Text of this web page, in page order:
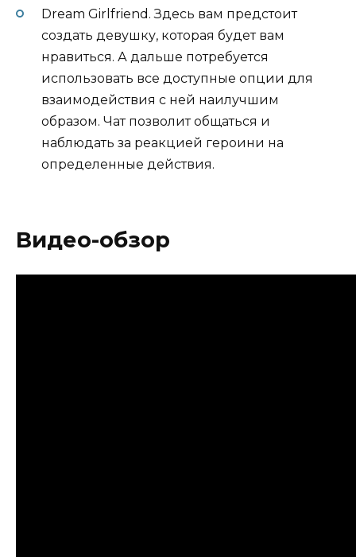
Dream Girlfriend. Здесь вам предстоит
создать девушку, которая будет вам
нравиться. А дальше потребуется
использовать все доступные опции для
взаимодействия с ней наилучшим
образом. Чат позволит общаться и
наблюдать за реакцией героини на
определенные действия.
Видео-обзор